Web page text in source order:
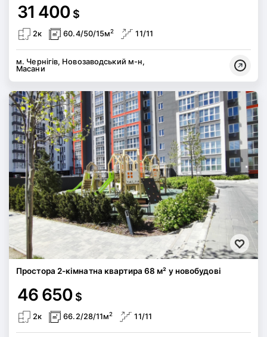
31 400 $
2к 60.4/50/15м2 11/11
м. Чернігів, Новозаводський м-н,
Масани
Простора 2-кімнатна квартира 68 м² у новобудові
46 650 $
2к 66.2/28/11м2 11/11